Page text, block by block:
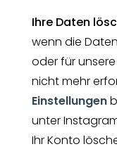
Ihre Daten
wenn die
oder für
nicht mehr
Einstellungen
unter
Ihr Konto